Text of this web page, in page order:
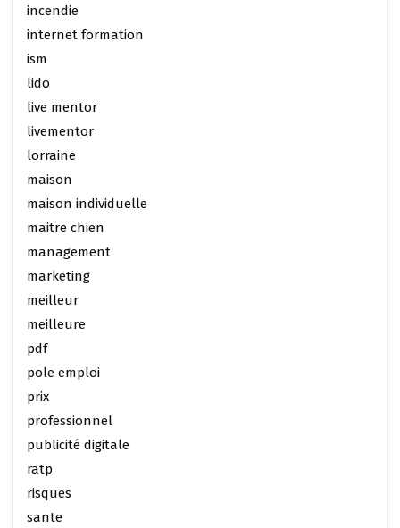
incendie
internet formation
ism
lido
live mentor
livementor
lorraine
maison
maison individuelle
maitre chien
management
marketing
meilleur
meilleure
pdf
pole emploi
prix
professionnel
publicité digitale
ratp
risques
sante